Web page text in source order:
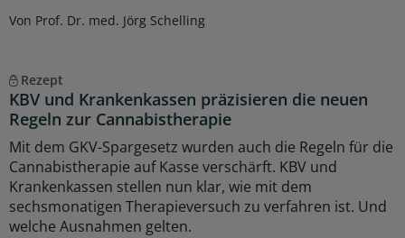
Von Prof. Dr. med. Jörg Schelling
Rezept
KBV und Krankenkassen präzisieren die neuen
Regeln zur Cannabistherapie
Mit dem GKV-Spargesetz wurden auch die Regeln für die
Cannabistherapie auf Kasse verschärft. KBV und
Krankenkassen stellen nun klar, wie mit dem
sechsmonatigen Therapieversuch zu verfahren ist. Und
welche Ausnahmen gelten.